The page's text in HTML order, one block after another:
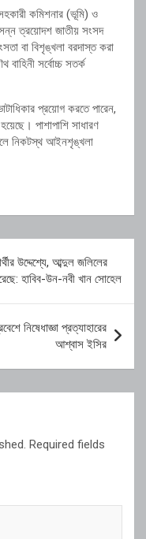
কমিশনার (ভূমি) ও
আসন্ন ত্রয়োদশ জাতীয় সংসদ
বা বিশৃঙ্খলা বরদাস্ত করা
বাহিনী সর্বোচ্চ সতর্ক
প্রয়োগ করতে পারেন,
পাশাপাশি সাধারণ
নিকটস্থ আইনশৃঙ্খলা
উদ্দেশ্যে, আব্দুল জলিলের
হাবিব-উন-নবী খান সোহেল
নিষেধাজ্ঞা প্রত্যাহারের
আশ্বাস ইসির
Required fields